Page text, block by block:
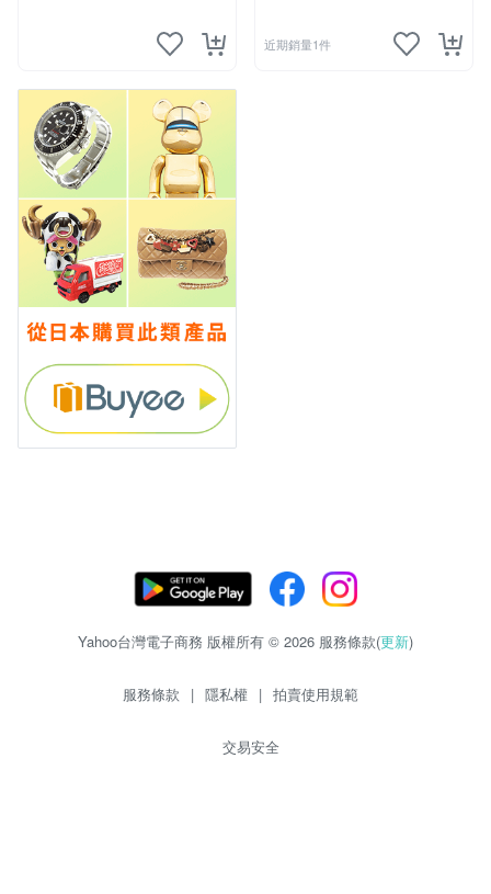
近期銷量1件
Yahoo台灣電子商務 版權所有 © 2026 服務條款(更新)
服務條款 | 隱私權 | 拍賣使用規範
交易安全